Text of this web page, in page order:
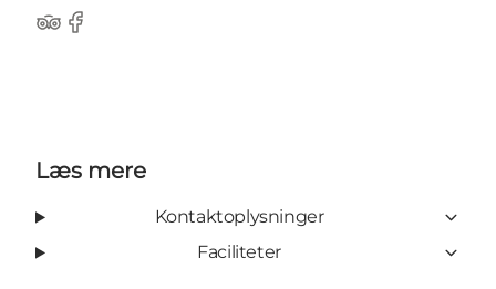
Tripadvisor
Facebook
Læs mere
Kontaktoplysninger
Faciliteter